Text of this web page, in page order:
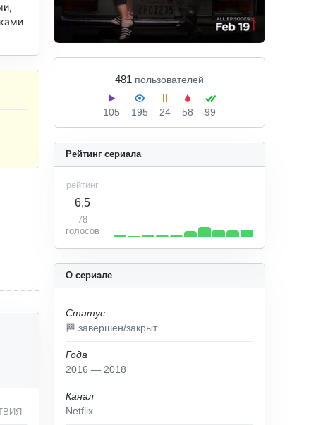
481 пользователей
105 195 24 58 99
О сериале
Статус
🏁 завершен/закрыт
Года
2016 — 2018
Канал
Netflix
Рейтинг сериала
рейтинг
6,5
78
голосов